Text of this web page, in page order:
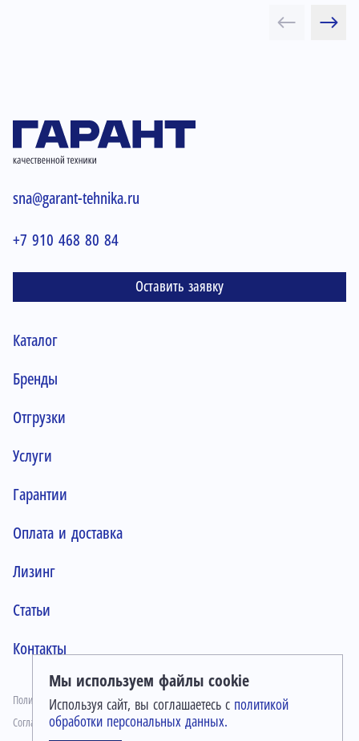
sna@garant-tehnika.ru
+7 910 468 80 84
Оставить заявку
Каталог
Бренды
Отгрузки
Услуги
Гарантии
Оплата и доставка
Лизинг
Статьи
Контакты
Политика конфиденциальности
Согласие на обработку персональных данных
Мы используем файлы cookie
Используя сайт, вы соглашаетесь с политикой
обработки персональных данных.